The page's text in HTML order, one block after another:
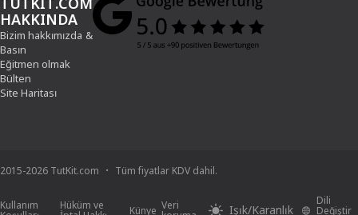
HAKKINDA
Bizim hakkımızda &
Basın
Eğitmen olmak
Bülten
Site Haritası
2015-2026 TutKit.com Tüm fiyatlar KDV dahil.
Kullanım Hüküm ve Künye Veri Işık/Karanlık
Dili
Değiştir